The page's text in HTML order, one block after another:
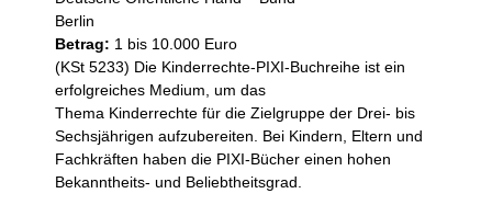
Berlin
Betrag: 1 bis 10.000 Euro
(KSt 5233) Die Kinderrechte-PIXI-Buchreihe ist ein
erfolgreiches Medium, um das
Thema Kinderrechte für die Zielgruppe der Drei- bis
Sechsjährigen aufzubereiten. Bei Kindern, Eltern und
Fachkräften haben die PIXI-Bücher einen hohen
Bekanntheits- und Beliebtheitsgrad.